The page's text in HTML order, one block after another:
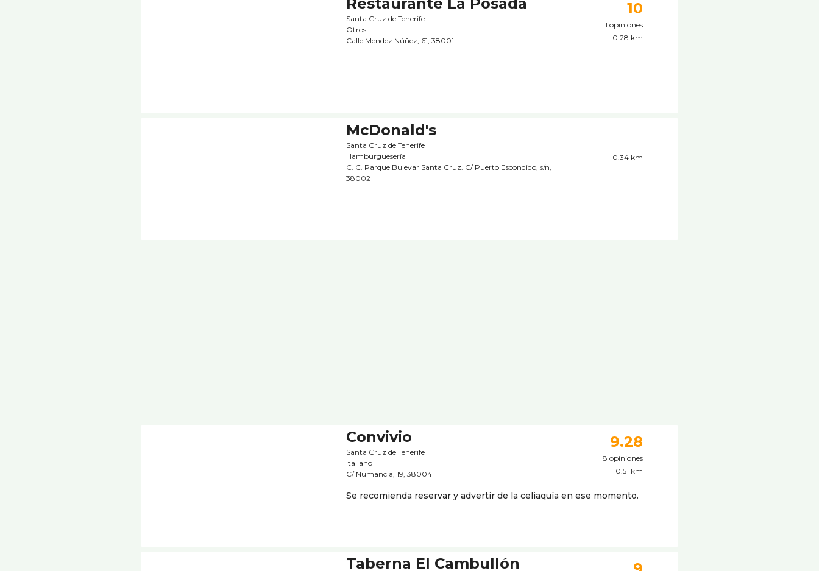
Santa Cruz de Tenerife
Otros
Calle Mendez Núñez, 61, 38001
10
1 opiniones
0.28 km
McDonald's
Santa Cruz de Tenerife
Hamburgueserí­a
C. C. Parque Bulevar Santa Cruz. C/ Puerto Escondido, s/n,
38002
0.34 km
Convivio
Santa Cruz de Tenerife
Italiano
C/ Numancia, 19, 38004
9.28
8 opiniones
0.51 km
Se recomienda reservar y advertir de la celiaquí­a en ese momento.
Taberna El Cambullón